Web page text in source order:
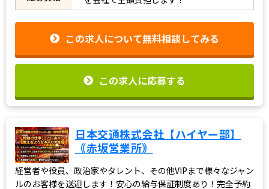
この求人について無料相談してみる
この求人に応募する
日本交通株式会社【ハイヤー部】
｟赤坂営業所｠
経営者や役員、政治家やタレント、その他VIPまで様々なジャン
ルのお客様を送迎します！安心の給与保証制度あり！完全予約